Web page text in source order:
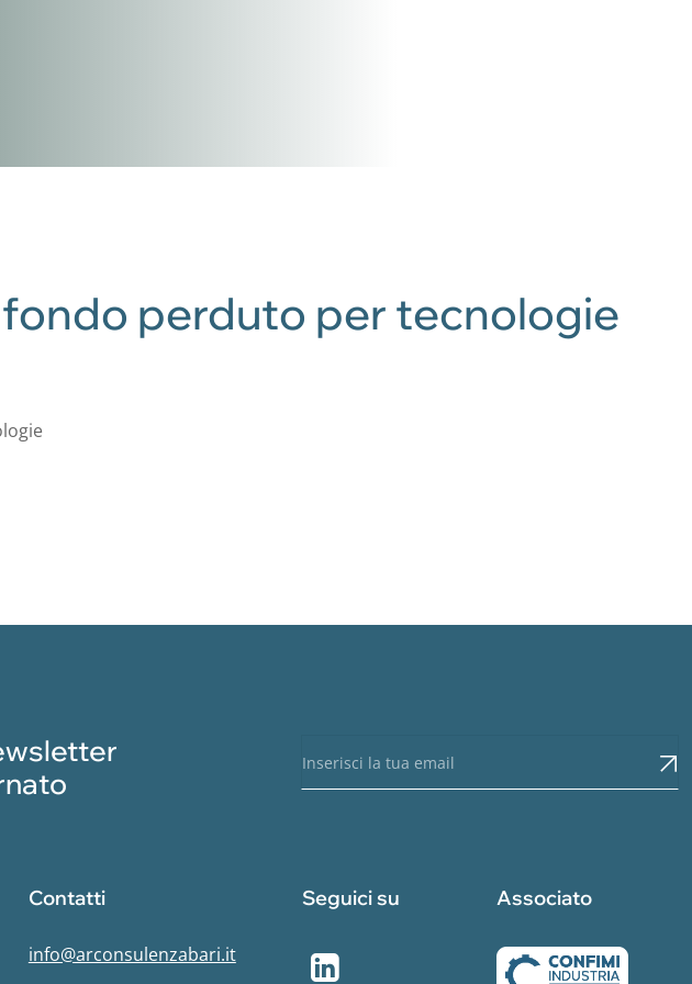
fondo perduto per tecnologie
Contatti
info@arconsulenzabari.it
Seguici su Associato